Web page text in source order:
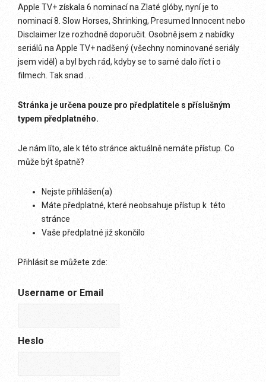
Apple TV+ získala 6 nominací na Zlaté glóby, nyní je to
nominací 8. Slow Horses, Shrinking, Presumed Innocent nebo
Disclaimer lze rozhodně doporučit. Osobně jsem z nabídky
seriálů na Apple TV+ nadšený (všechny nominované seriály
jsem viděl) a byl bych rád, kdyby se to samé dalo říct i o
filmech. Tak snad . . .
Stránka je určena pouze pro předplatitele s příslušným
typem předplatného.
Je nám líto, ale k této stránce aktuálně nemáte přístup. Co
může být špatně?
Nejste přihlášen(a)
Máte předplatné, které neobsahuje přístup k této
stránce
Vaše předplatné již skončilo
Přihlásit se můžete zde:
Username or Email
Heslo